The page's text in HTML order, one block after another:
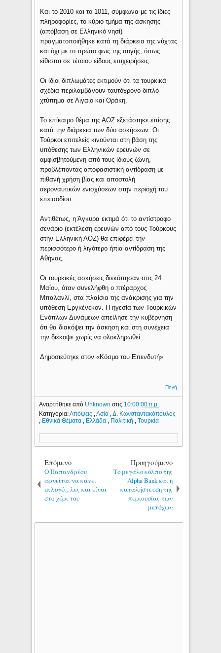
Και το 2010 και το 1011, σύμφωνα με τις ίδιες
πληροφορίες, το κύριο τμήμα της άσκησης
(απόβαση σε Ελληνικό νησί)
πραγματοποιήθηκε κατά τη διάρκεια της νύχτας
και όχι με το πρώτο φως της αυγής, όπως
είθισται σε τέτοιου είδους επιχειρήσεις.
Οι ίδιοι διπλωμάτες εκτιμούν ότι τα τουρκικά
σχέδια περιλαμβάνουν ταυτόχρονο διπλό
χτύπημα σε Αιγαίο και Θράκη.
Το επίκαιρο θέμα της ΑΟΖ εξετάστηκε επίσης
κατά την διάρκεια των δύο ασκήσεων. Οι
Τούρκοι επιτελείς κινούνται στη βάση της
υπόθεσης των Ελληνικών ερευνών σε
αμφισβητούμενη από τους ίδιους ζώνη,
προβλέποντας αποφασιστική αντίδραση με
πιθανή χρήση βίας και αποστολή
αεροναυτικών ενισχύσεων στην περιοχή του
επεισοδίου.
Αντιθέτως, η Άγκυρα εκτιμά ότι το αντίστροφο
σενάριο (εκτέλεση ερευνών από τους Τούρκους
στην Ελληνική ΑΟΖ) θα επιφέρει την
περισσότερο ή λιγότερο ήπια αντίδραση της
Αθήνας.
Οι τουρκικές ασκήσεις διεκόπησαν στις 24
Μαΐου, όταν συνελήφθη ο πτέραρχος
Μπαλανλί, στα πλαίσια της ανάκρισης για την
υπόθεση Εργκένεκον. Η ηγεσία των Τουρκικών
Ενόπλων Δυνάμεων απείλησε την κυβέρνηση
ότι θα διακόψει την άσκηση και στη συνέχεια
την διέκοψε χωρίς να ολοκληρωθεί…
Δημοσιεύτηκε στον «Κόσμο του Επενδυτή»
Πηγή
Αναρτήθηκε από Unknownστις 10:00:00 π.μ.
Κατηγορία:Απόψεις ,Ασία ,Δ. Κωνσταντακόπουλος
, Εθνικά Θέματα , Ελλάδα , Πολιτική ,Τουρκία
Επόμενο
Ο Παπανδρέου
αρνείται να κάνει
εκλογές, λες και είναι
στο χέρι του
Προηγούμενο
Το μεγάλο κόλπο της
Alpha Bank και η
καταλήστευση της
περιουσίας των
μετόχων